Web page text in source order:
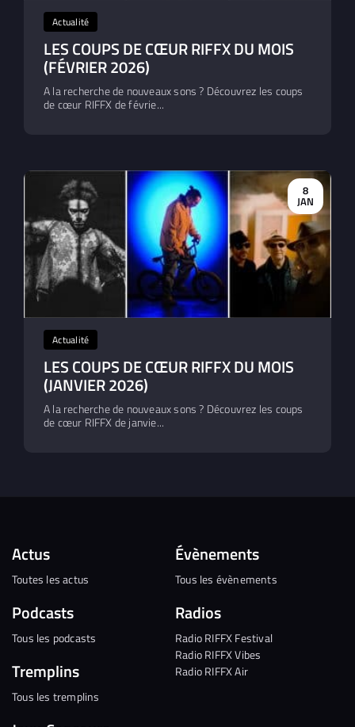
Actualité
LES COUPS DE CŒUR RIFFX DU MOIS
(FÉVRIER 2026)
A la recherche de nouveaux sons ? Découvrez les coups
de cœur RIFFX de févrie...
8
JAN
Actualité
LES COUPS DE CŒUR RIFFX DU MOIS
(JANVIER 2026)
A la recherche de nouveaux sons ? Découvrez les coups
de cœur RIFFX de janvie...
Actus
Toutes les actus
Podcasts
Tous les podcasts
Tremplins
Tous les tremplins
Évènements
Tous les évènements
Radios
Radio RIFFX Festival
Radio RIFFX Vibes
Radio RIFFX Air